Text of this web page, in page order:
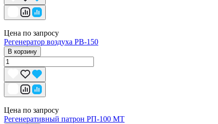
Цена по запросу
Регенератор воздуха РВ-150
В корзину
Цена по запросу
Регенеративный патрон РП-100 МТ